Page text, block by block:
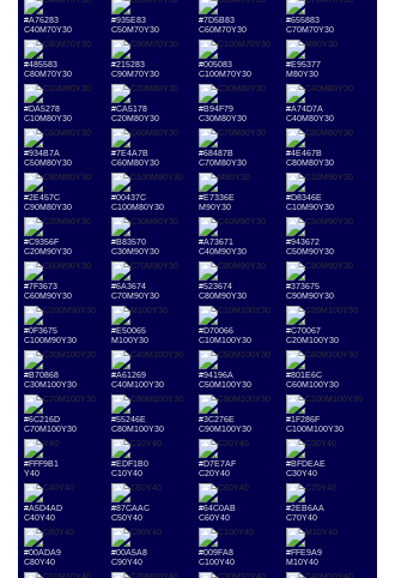
#A76283
C40M70Y30
#935E83
C50M70Y30
#7D5B83
C60M70Y30
#655883
C70M70Y30
#485583
C80M70Y30
#215283
C90M70Y30
#005083
C100M70Y30
#E95377
M80Y30
#DA5278
C10M80Y30
#CA5178
C20M80Y30
#B94F79
C30M80Y30
#A74D7A
C40M80Y30
#934B7A
C50M80Y30
#7E4A7B
C60M80Y30
#68487B
C70M80Y30
#4E467B
C80M80Y30
#2E457C
C90M80Y30
#00437C
C100M80Y30
#E7336E
M90Y30
#D8346E
C10M90Y30
#C9356F
C20M90Y30
#B83570
C30M90Y30
#A73671
C40M90Y30
#943672
C50M90Y30
#7F3673
C60M90Y30
#6A3674
C70M90Y30
#523674
C80M90Y30
#373675
C90M90Y30
#0F3675
C100M90Y30
#E50065
M100Y30
#D70066
C10M100Y30
#C70067
C20M100Y30
#B70868
C30M100Y30
#A61269
C40M100Y30
#94196A
C50M100Y30
#801E6C
C60M100Y30
#6C216D
C70M100Y30
#55246E
C80M100Y30
#3C276E
C90M100Y30
#1F286F
C100M100Y30
#FFF9B1
Y40
#EDF1B0
C10Y40
#D7E7AF
C20Y40
#BFDEAE
C30Y40
#A5D4AD
C40Y40
#87CAAC
C50Y40
#64C0AB
C60Y40
#2EB6AA
C70Y40
#00ADA9
C80Y40
#00A5A8
C90Y40
#009FA8
C100Y40
#FFE9A9
M10Y40